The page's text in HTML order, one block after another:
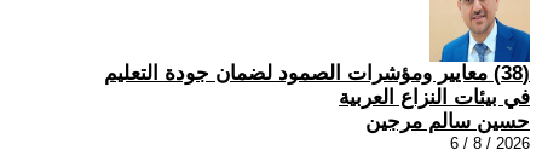
(38) معايير ومؤشرات الصمود لضمان جودة التعليم
في بيئات النزاع العربية
حسين سالم مرجين
2026 / 8 / 6